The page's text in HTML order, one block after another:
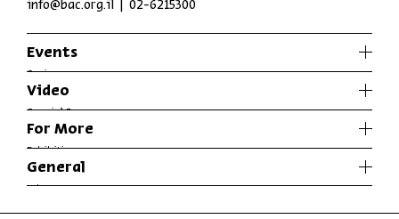
Events
Series
Past Programs
Video
Special Programs
Music
For More
Exhibitions
Articles
General
Accessibility Declaration
info@bac.org.il
02-6215300